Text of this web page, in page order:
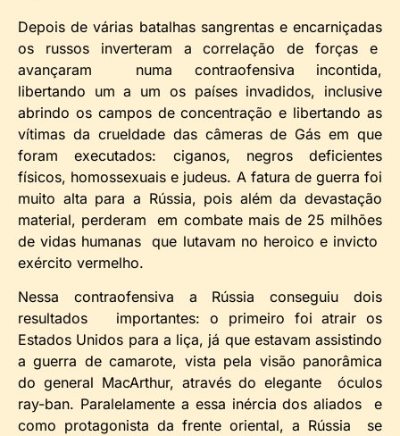
Depois de várias batalhas sangrentas e encarniçadas
os russos inverteram a correlação de forças e
avançaram numa contraofensiva incontida,
libertando um a um os países invadidos, inclusive
abrindo os campos de concentração e libertando as
vítimas da crueldade das câmeras de Gás em que
foram executados: ciganos, negros deficientes
físicos, homossexuais e judeus. A fatura de guerra foi
muito alta para a Rússia, pois além da devastação
material, perderam em combate mais de 25 milhões
de vidas humanas que lutavam no heroico e invicto
exército vermelho.
Nessa contraofensiva a Rússia conseguiu dois
resultados importantes: o primeiro foi atrair os
Estados Unidos para a liça, já que estavam assistindo
a guerra de camarote, vista pela visão panorâmica
do general MacArthur, através do elegante óculos
ray-ban. Paralelamente a essa inércia dos aliados e
como protagonista da frente oriental, a Rússia se